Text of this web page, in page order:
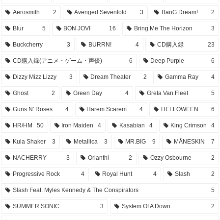
Aerosmith 2 Avenged Sevenfold 3 BanG Dream! 2
Blur 5 BON JOVI 16 Bring Me The Horizon 3
Buckcherry 3 BURRN! 4 CD購入録 23
CD購入録(アニメ・ゲーム・声優) 6 Deep Purple 6
Dizzy Mizz Lizzy 3 Dream Theater 2 Gamma Ray 4
Ghost 2 Green Day 4 Greta Van Fleet 5
Guns N' Roses 4 Harem Scarem 4 HELLOWEEN 6
HR/HM 50 Iron Maiden 4 Kasabian 4 King Crimson 4
Kula Shaker 3 Metallica 3 MR.BIG 9 MÅNESKIN 7
NACHERRY 3 Orianthi 2 Ozzy Osbourne 2
Progressive Rock 4 Royal Hunt 4 Slash 2
Slash Feat. Myles Kennedy & The Conspirators 5
SUMMER SONIC 3 System Of A Down 2